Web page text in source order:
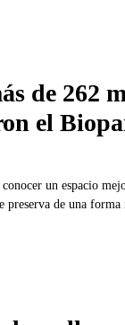
de 262
el
un espacio
a los animales en el recinto. Se preserva